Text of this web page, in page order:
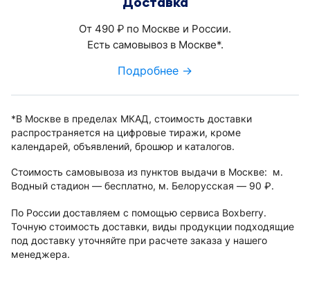
От 490 руб. по Москве и России.
Есть самовывоз в Москве*.
Подробнее →
*В Москве в пределах МКАД, стоимость доставки
распространяется на цифровые тиражи, кроме
календарей, объявлений, брошюр и каталогов.
Стоимость самовывоза из пунктов выдачи в Москве: м.
Водный стадион — бесплатно, м. Белорусская — 90 руб..
По России доставляем с помощью сервиса Boxberry.
Точную стоимость доставки, виды продукции подходящие
под доставку уточняйте при расчете заказа у нашего
менеджера.